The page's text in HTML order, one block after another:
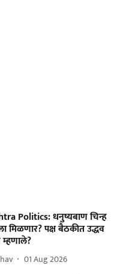
Politics: धनुष्यबाण चिन्ह
मिळणार? पक्ष बैठकीत उद्धव
01 Aug 2026